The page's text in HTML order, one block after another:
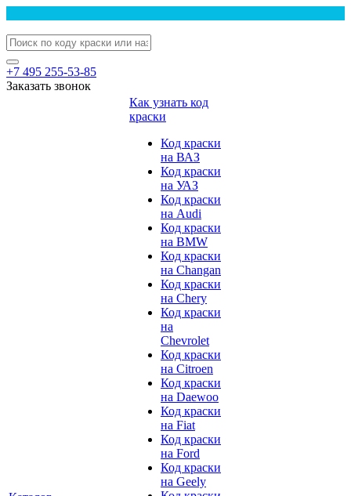
+7 495 255-53-85
Заказать звонок
Как узнать код
краски
Код краски
на ВАЗ
Код краски
на УАЗ
Код краски
на Audi
Код краски
на BMW
Код краски
на Changan
Код краски
на Chery
Код краски
на
Chevrolet
Код краски
на Citroen
Код краски
на Daewoo
Код краски
на Fiat
Код краски
на Ford
Код краски
на Geely